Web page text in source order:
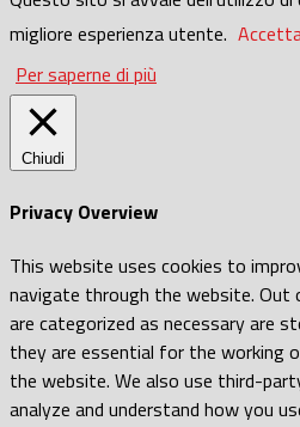
migliore esperienza utente.
Per saperne di più
Chiudi
Privacy Overview
This website uses cookies to
navigate through the website.
are categorized as necessary are
they are essential for the working
the website. We also use third-
analyze and understand how you